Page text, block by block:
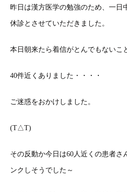
昨日は漢方医学の勉強のため、一日
休診とさせていただきました。
本日朝来たら着信がとんでもないこ
40件近くありました・・・・
ご迷惑をおかけしました。
(T△T)
その反動か今日は60人近くの患者さ
ンクしそうでした～